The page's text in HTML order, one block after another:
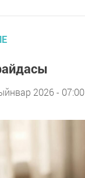
2026 - 07:00